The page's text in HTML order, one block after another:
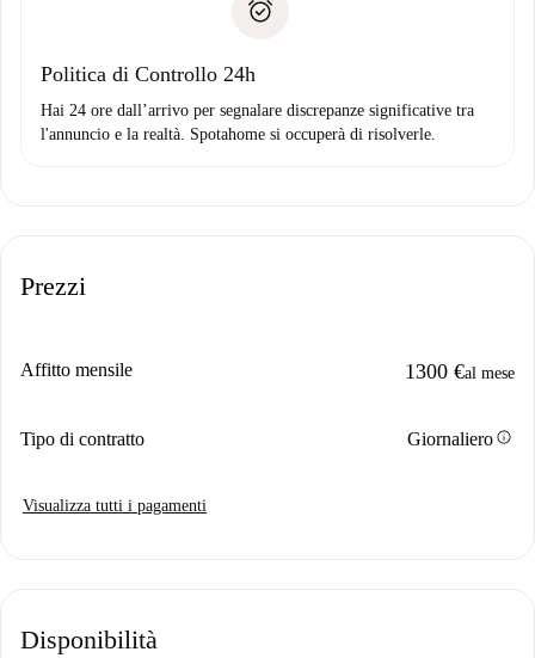
Domiciliazione del pagamento
solo se non segnali problemi.
Politica di Controllo 24h
Hai 24 ore dall’arrivo per segnalare discrepanze significative tra
l'annuncio e la realtà. Spotahome si occuperà di risolverle.
Prezzi
Affitto mensile 1300 €al mese
Tipo di contratto Giornalieroinfo
Visualizza tutti i pagamenti
Disponibilità